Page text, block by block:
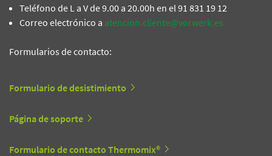
Teléfono de L a V de 9.00 a 20.00h en el 91 831 19 12
Correo electrónico a atencion.cliente@vorwerk.es
Formularios de contacto:
Formulario de desistimiento
Página de soporte
Formulario de contacto Thermomix®